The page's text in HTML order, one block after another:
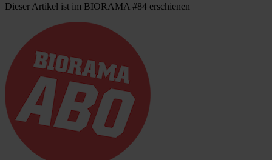
Dieser Artikel ist im BIORAMA #84 erschienen